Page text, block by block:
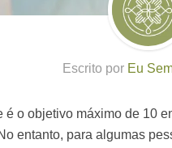
Escrito por Eu
é o objetivo máximo de 10
entanto, para algumas